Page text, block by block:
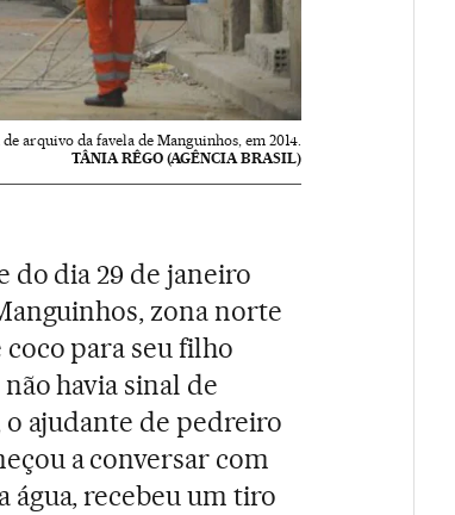
arquivo da favela de Manguinhos, em 2014.
TÂNIA RÊGO (AGÊNCIA BRASIL)
do dia 29 de janeiro
zona norte
para seu filho
havia sinal de
ajudante de pedreiro
a conversar com
água, recebeu um tiro